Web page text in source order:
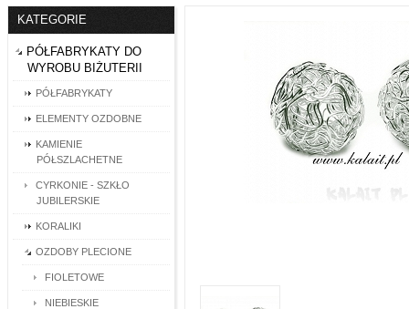
KATEGORIE
PÓŁFABRYKATY DO
WYROBU BIŻUTERII
PÓŁFABRYKATY
ELEMENTY OZDOBNE
KAMIENIE
PÓŁSZLACHETNE
CYRKONIE - SZKŁO
JUBILERSKIE
KORALIKI
OZDOBY PLECIONE
FIOLETOWE
NIEBIESKIE